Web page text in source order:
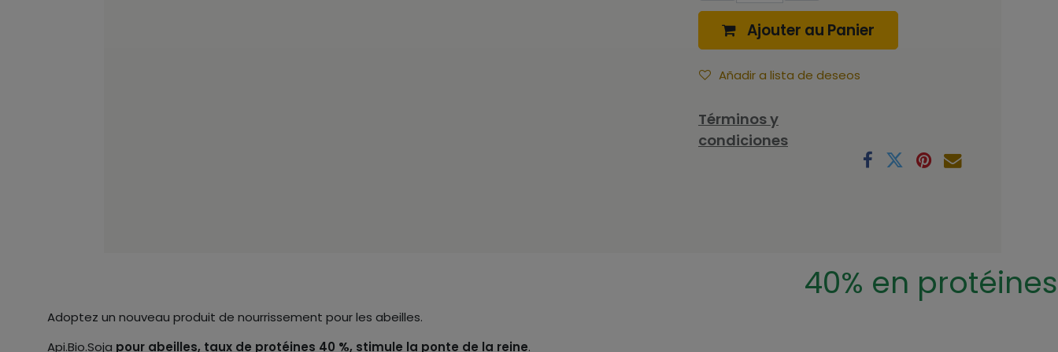
Ajouter au Panier
Añadir a lista de deseos
Términos y
condiciones
40% en protéines
Adoptez un nouveau produit de nourrissement pour les abeilles.
Api.Bio.Soja pour abeilles, taux de protéines 40 %, stimule la ponte de la reine.